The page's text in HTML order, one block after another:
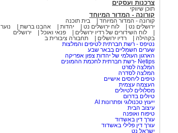
צרכנות ועסקים
תוכן שיווקי
קורונה - המדור המיוחד
קורונה - המדור המיוחד
בית תוכנה
ירושלים נט
לוח ירושלים נט יהדות אהבנו ברשת
נוער
לוח השידורים של רדיו ירושלים
פנאי ואוכל
ירושלים
בקהילה
רדיו ירושלים
תחבורה ציבורית ב
נטיפס - רשת חברתית לטיפים והמלצות
שערים חשמליים בבאר שבע
הארגון העולמי של יהדות צפון אפריקה
Netips -רשת חברתית לחכמת ההמונים
המלצה לסרט
המלצה לסדרה
טיפים ליחסים אישיים
העצמה עצמית
מסלולים לטיולים
טיולים בדרום
ייעוץ טכנולוגי ופתרונות AI
עיצוב הבית
טיפוח ואופנה
עורך דין באשדוד
עורך דין פלילי באשדוד
ישראל נט